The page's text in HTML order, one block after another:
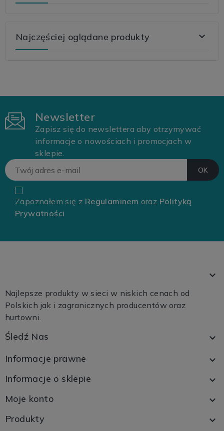
Najczęściej oglądane produkty 
Newsletter
Zapisz się do newslettera aby otrzymywać
informacje o nowościach i promocjach w
sklepie.
Zapoznałem się z Regulaminem oraz Polityką
Prywatności

Najlepsze produkty w sieci w niskich cenach od
Polskich jak i zagranicznych producentów oraz
hurtowni.
Śledź Nas 
Informacje prawne 
Informacje o sklepie 
Moje konto 
Produkty 